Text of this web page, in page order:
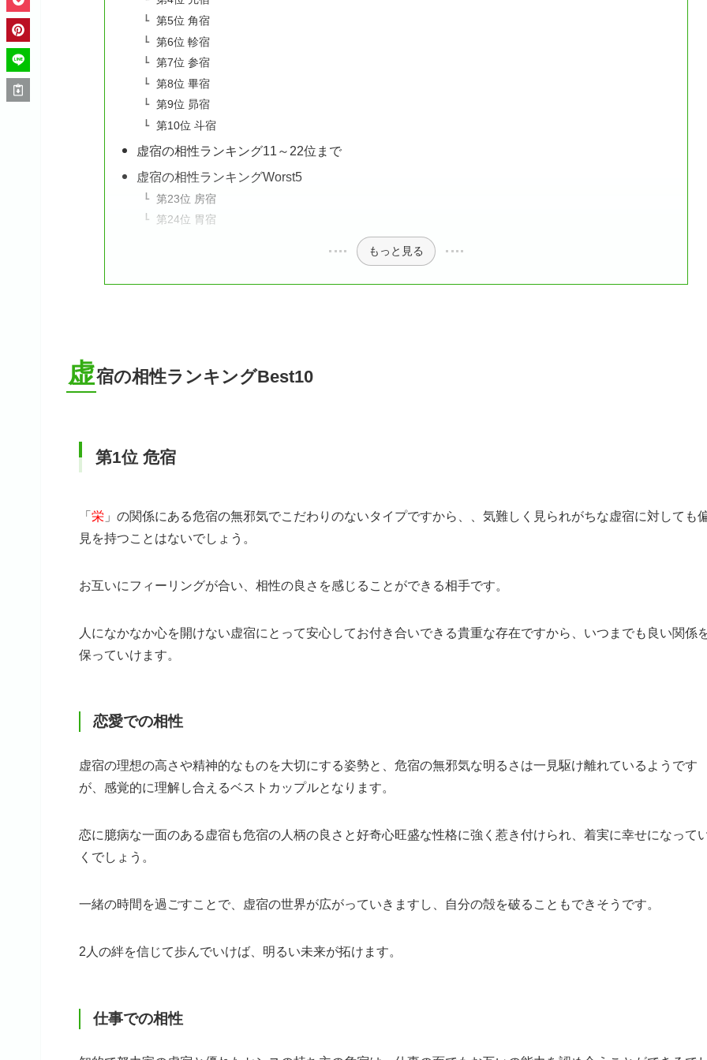
第5位 角宿
第6位 軫宿
第7位 参宿
第8位 畢宿
第9位 昴宿
第10位 斗宿
虚宿の相性ランキング11～22位まで
虚宿の相性ランキングWorst5
第23位 房宿
第24位 胃宿
もっと見る
虚宿の相性ランキングBest10
第1位 危宿
「 栄 」の関係にある危宿の無邪気でこだわりのないタイプですから、、気難しく見られがちな虚宿に対しても
見を持つことはないでしょう。
お互いにフィーリングが合い、相性の良さを感じることができる相手です。
人になかなか心を開けない虚宿にとって安心してお付き合いできる貴重な存在ですから、いつまでも良い関係
保っていけます。
恋愛での相性
虚宿の理想の高さや精神的なものを大切にする姿勢と、危宿の無邪気な明るさは一見駆け離れているようです
が、感覚的に理解し合えるベストカップルとなります。
恋に臆病な一面のある虚宿も危宿の人柄の良さと好奇心旺盛な性格に強く惹き付けられ、着実に幸せになって
くでしょう。
一緒の時間を過ごすことで、虚宿の世界が広がっていきますし、自分の殻を破ることもできそうです。
2人の絆を信じて歩んでいけば、明るい未来が拓けます。
仕事での相性